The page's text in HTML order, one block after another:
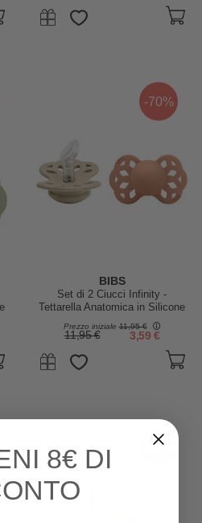
-70%
BIBS
Set di 2 Ciucci Infinity -
Tettarella Anatomica in Silicone
- Vaniglia/Pesca - Senza PBA e
PVC!
Prezzo iniziale11,95 €
11,95 € 3,59 €
-60%
8€ DI